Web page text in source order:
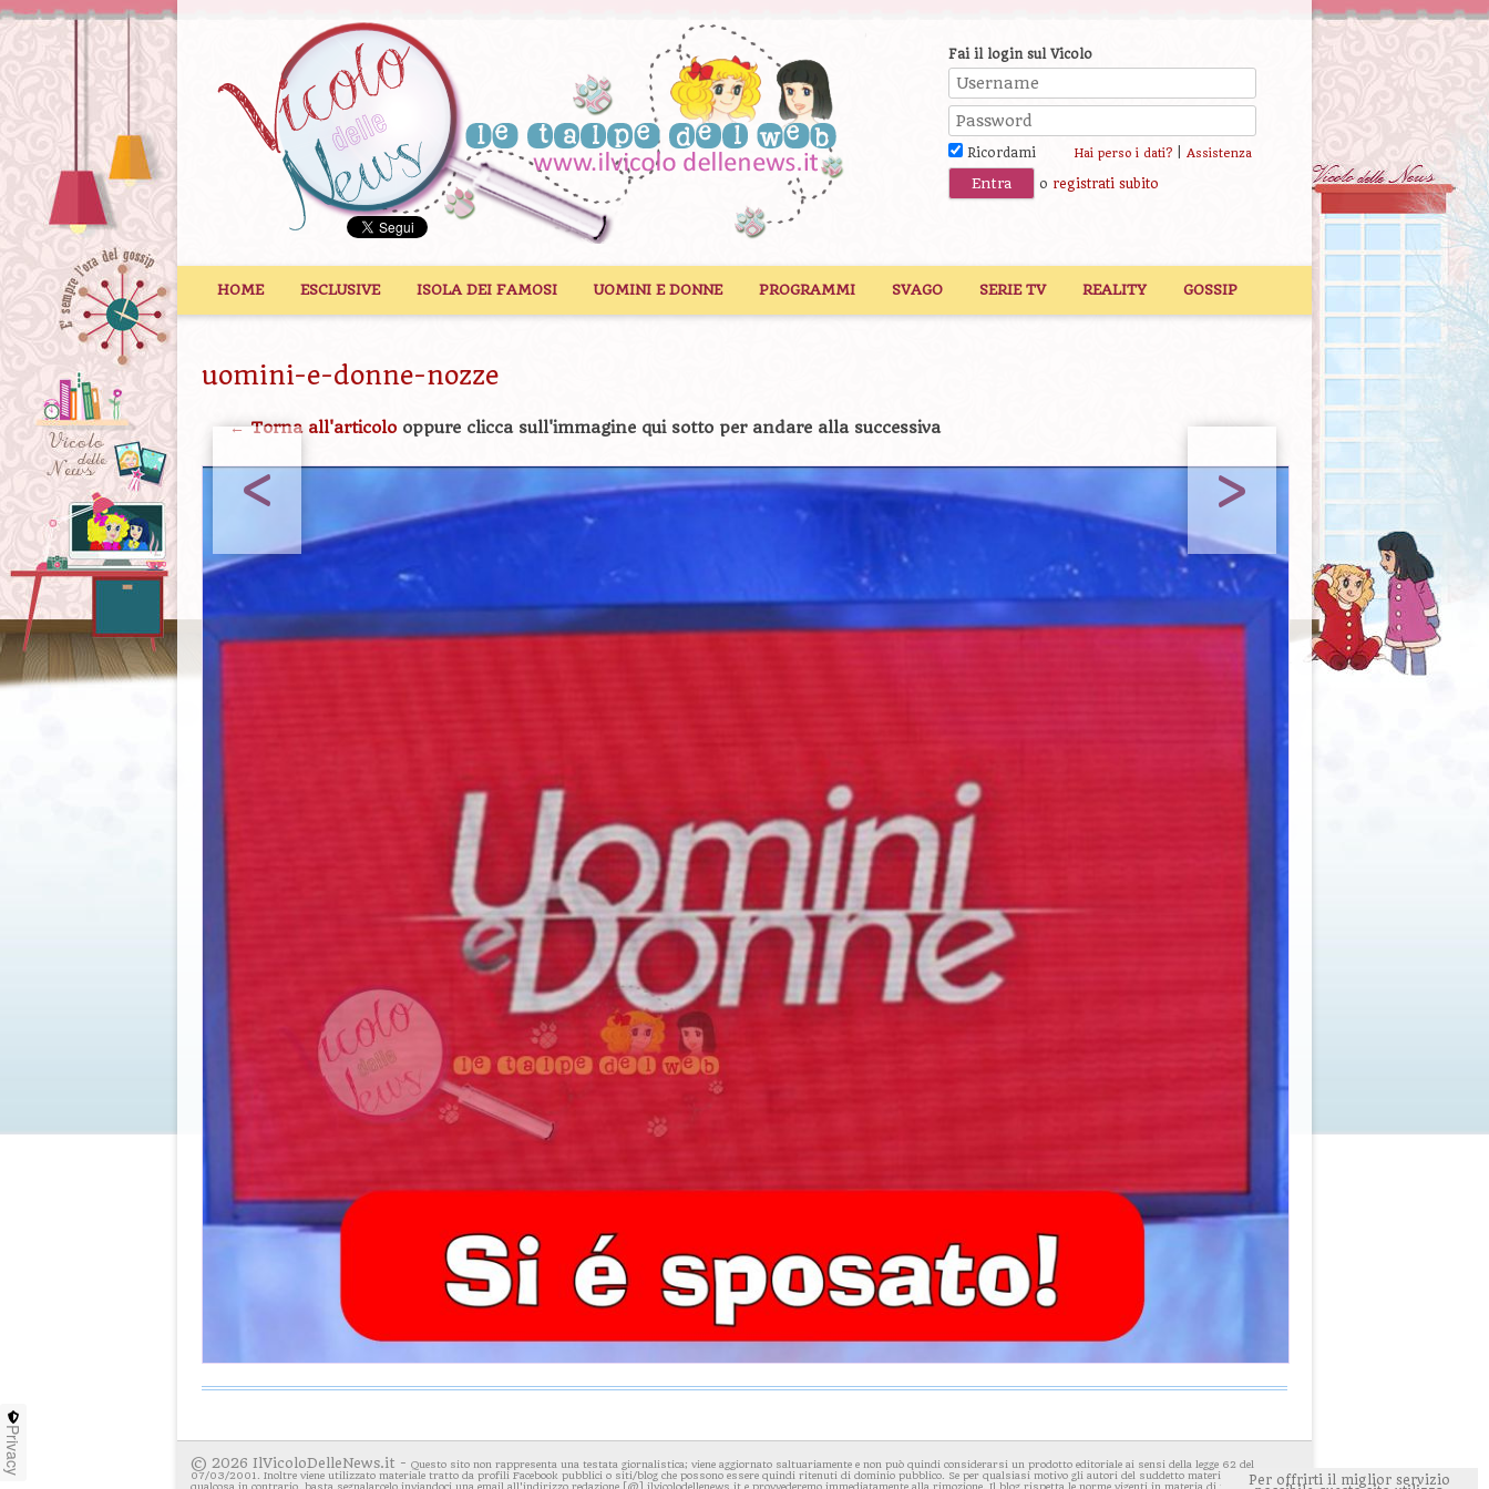
Fai il login sul Vicolo
Ricordami Hai perso i dati?| Assistenza
o registrati subito
HOME ESCLUSIVE ISOLA DEI FAMOSI UOMINI E DONNE PROGRAMMI SVAGO SERIE TV REALITY GOSSIP
uomini-e-donne-nozze
← Torna all'articolo oppure clicca sull'immagine qui sotto per andare alla successiva
< >
© 2026 IlVicoloDelleNews.it - Questo sito non rappresenta una testata giornalistica; viene aggiornato saltuariamente e non può quindi considerarsi un prodotto editoriale ai sensi della legge 62 del
07/03/2001. Inoltre viene utilizzato materiale tratto da profili Facebook pubblici o siti/blog che possono essere quindi ritenuti di dominio pubblico. Se per qualsiasi motivo gli autori del suddetto materiale avessero
qualcosa in contrario, basta segnalarcelo inviandoci una email all'indirizzo redazione [@] ilvicolodellenews.it e provvederemo immediatamente alla rimozione. Il blog rispetta le norme vigenti in materia di privacy. E'Per offrirti il miglior servizio
Privacy